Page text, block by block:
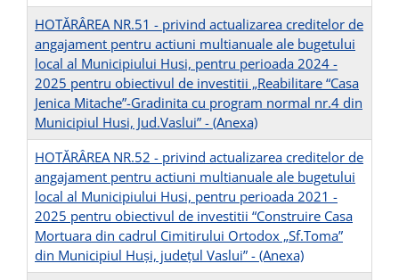
HOTĂRÂREA NR.51 - privind actualizarea creditelor de
angajament pentru actiuni multianuale ale bugetului
local al Municipiului Husi, pentru perioada 2024 -
2025 pentru obiectivul de investitii „Reabilitare “Casa
Jenica Mitache”-Gradinita cu program normal nr.4 din
Municipiul Husi, Jud.Vaslui” - (Anexa)
HOTĂRÂREA NR.52 - privind actualizarea creditelor de
angajament pentru actiuni multianuale ale bugetului
local al Municipiului Husi, pentru perioada 2021 -
2025 pentru obiectivul de investitii “Construire Casa
Mortuara din cadrul Cimitirului Ortodox „Sf.Toma”
din Municipiul Huși, județul Vaslui” - (Anexa)